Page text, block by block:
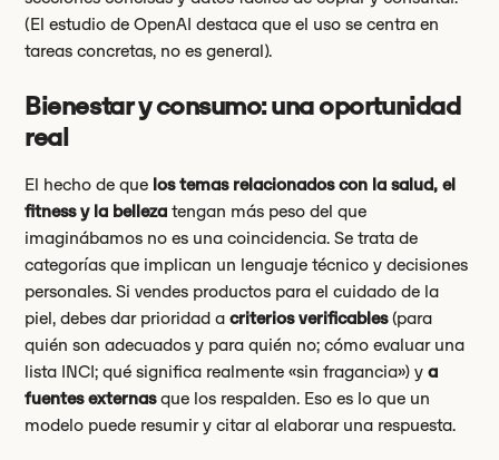
(El estudio de OpenAI destaca que el uso se centra en
tareas concretas, no es general).
Bienestar y consumo: una oportunidad
real
El hecho de que los temas relacionados con la salud, el
fitness y la belleza tengan más peso del que
imaginábamos no es una coincidencia. Se trata de
categorías que implican un lenguaje técnico y decisiones
personales. Si vendes productos para el cuidado de la
piel, debes dar prioridad acriterios verificables(para
quién son adecuados y para quién no; cómo evaluar una
lista INCI; qué significa realmente «sin fragancia») ya
fuentes externasque los respalden. Eso es lo que un
modelo puede resumir y citar al elaborar una respuesta.